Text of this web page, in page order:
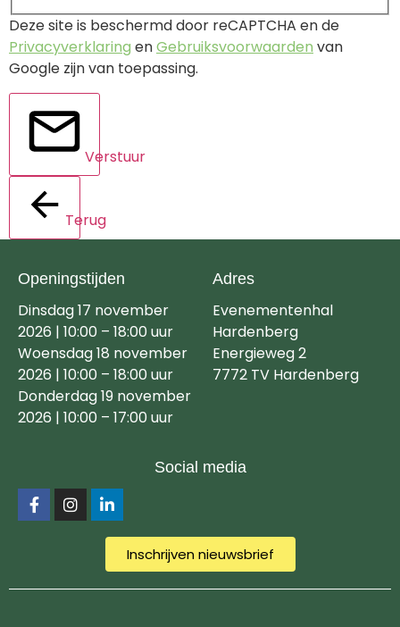
Deze site is beschermd door reCAPTCHA en de
Privacyverklaring enGebruiksvoorwaarden van
Google zijn van toepassing.
Verstuur
Terug
Openingstijden
Dinsdag 17 november
2026 | 10:00 – 18:00 uur
Woensdag 18 november
2026 | 10:00 – 18:00 uur
Donderdag 19 november
2026 | 10:00 – 17:00 uur
Adres
Evenementenhal
Hardenberg
Energieweg 2
7772 TV Hardenberg
Social media
Inschrijven nieuwsbrief